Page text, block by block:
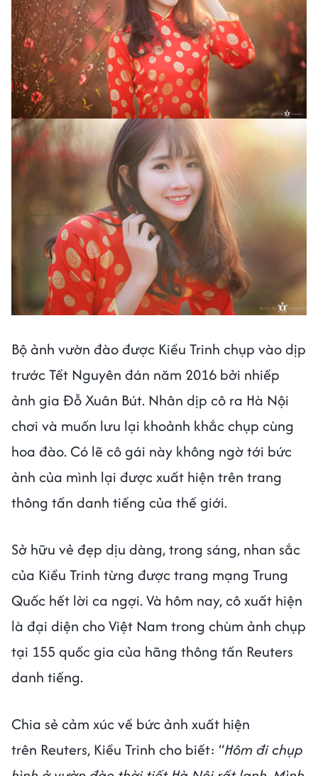
Bộ ảnh vườn đào được Kiều Trinh chụp vào dịp
trước Tết Nguyên đán năm 2016 bởi nhiếp
ảnh gia Đỗ Xuân Bút. Nhân dịp cô ra Hà Nội
chơi và muốn lưu lại khoảnh khắc chụp cùng
hoa đào. Có lẽ cô gái này không ngờ tới bức
ảnh của mình lại được xuất hiện trên trang
thông tấn danh tiếng của thế giới.
Sở hữu vẻ đẹp dịu dàng, trong sáng, nhan sắc
của Kiều Trinh từng được trang mạng Trung
Quốc hết lời ca ngợi. Và hôm nay, cô xuất hiện
là đại diện cho Việt Nam trong chùm ảnh chụp
tại 155 quốc gia của hãng thông tấn Reuters
danh tiếng.
Chia sẻ cảm xúc về bức ảnh xuất hiện
trên Reuters, Kiều Trinh cho biết: “Hôm đi chụp